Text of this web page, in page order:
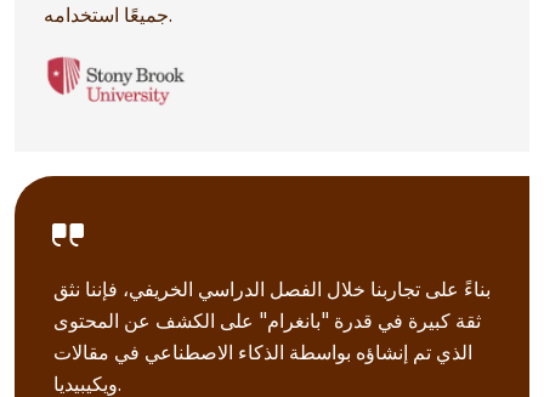
جميعًا استخدامه.
بناءً على تجاربنا خلال الفصل الدراسي الخريفي، فإننا نثق
ثقة كبيرة في قدرة "بانغرام" على الكشف عن المحتوى
الذي تم إنشاؤه بواسطة الذكاء الاصطناعي في مقالات
ويكيبيديا.